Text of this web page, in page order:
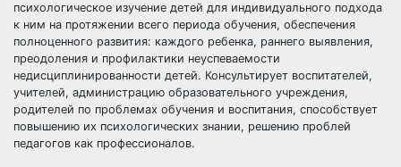
психологическое изучение детей для индивидуального подхода
к ним на протяжении всего периода обучения, обеспечения
полноценного развития: каждого ребенка, раннего выявления,
преодоления и профилактики неуспеваемости
недисциплинированности детей. Консультирует воспитателей,
учителей, администрацию образовательного учреждения,
родителей по проблемах обучения и воспитания, способствует
повышению их психологических знании, решению проблей
педагогов как профессионалов.